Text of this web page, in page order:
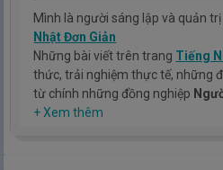
Mình là người sáng lập và quản
Nhật Đơn Giản
Những bài viết trên trang Tiếng
thức, trải nghiệm thực tế, những
từ chính những đồng nghiệp
Hy vọng rằng kinh nghiệm mà
+ Xem thêm